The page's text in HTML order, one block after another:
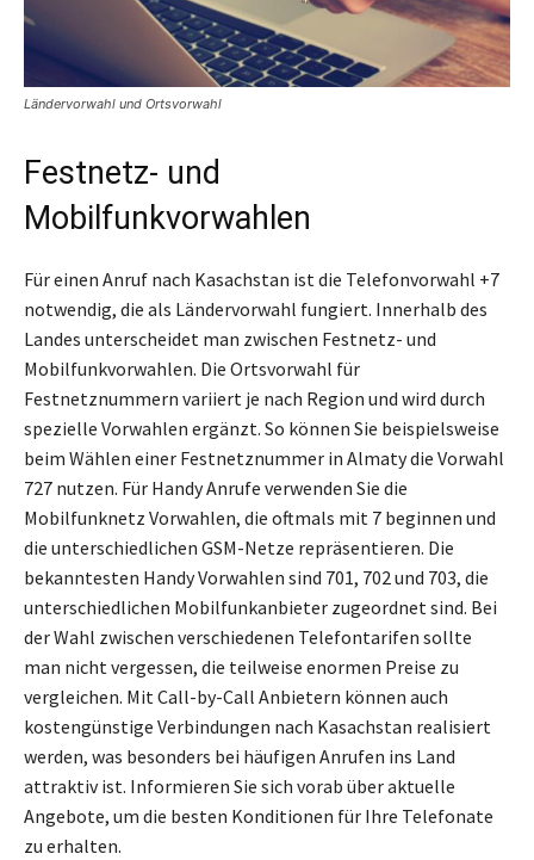
Ländervorwahl und Ortsvorwahl
Festnetz- und
Mobilfunkvorwahlen
Für einen Anruf nach Kasachstan ist die Telefonvorwahl +7
notwendig, die als Ländervorwahl fungiert. Innerhalb des
Landes unterscheidet man zwischen Festnetz- und
Mobilfunkvorwahlen. Die Ortsvorwahl für
Festnetznummern variiert je nach Region und wird durch
spezielle Vorwahlen ergänzt. So können Sie beispielsweise
beim Wählen einer Festnetznummer in Almaty die Vorwahl
727 nutzen. Für Handy Anrufe verwenden Sie die
Mobilfunknetz Vorwahlen, die oftmals mit 7 beginnen und
die unterschiedlichen GSM-Netze repräsentieren. Die
bekanntesten Handy Vorwahlen sind 701, 702 und 703, die
unterschiedlichen Mobilfunkanbieter zugeordnet sind. Bei
der Wahl zwischen verschiedenen Telefontarifen sollte
man nicht vergessen, die teilweise enormen Preise zu
vergleichen. Mit Call-by-Call Anbietern können auch
kostengünstige Verbindungen nach Kasachstan realisiert
werden, was besonders bei häufigen Anrufen ins Land
attraktiv ist. Informieren Sie sich vorab über aktuelle
Angebote, um die besten Konditionen für Ihre Telefonate
zu erhalten.